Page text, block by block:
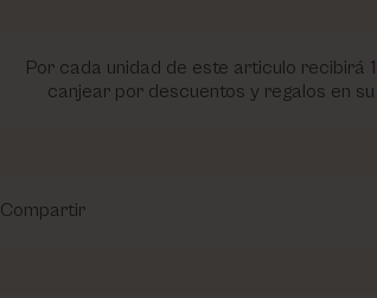
Por cada unidad de este articulo recibirá
canjear por descuentos y regalos en
Compartir